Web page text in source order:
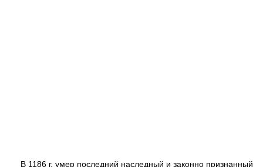
В 1186 г. умер последний наследный и законно признанный